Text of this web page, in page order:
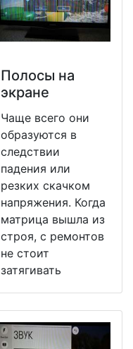
Полосы на
экране
Чаще всего они
образуются в
следствии
падения или
резких скачком
напряжения. Когда
матрица вышла из
строя, с ремонтов
не стоит
затягивать